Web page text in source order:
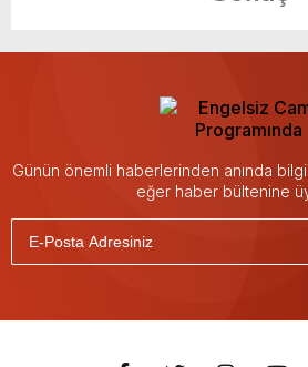
Günün önemli haberlerinden anında
eğer haber bültenine